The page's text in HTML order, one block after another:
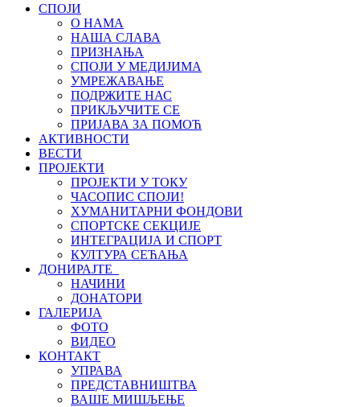
СПОЈИ
О НАМА
НАША СЛАВА
ПРИЗНАЊА
СПОЈИ У МЕДИЈИМА
УМРЕЖАВАЊЕ
ПОДРЖИТЕ НАС
ПРИКЉУЧИТЕ СЕ
ПРИЈАВА ЗА ПОМОЋ
АКТИВНОСТИ
ВЕСТИ
ПРОЈЕКТИ
ПРОЈЕКТИ У ТОКУ
ЧАСОПИС СПОЈИ!
ХУМАНИТАРНИ ФОНДОВИ
СПОРТСКЕ СЕКЦИЈЕ
ИНТЕГРАЦИЈА И СПОРТ
КУЛТУРА СЕЋАЊА
ДОНИРАЈТЕ
НАЧИНИ
ДОНАТОРИ
ГАЛЕРИЈА
ФОТО
ВИДЕО
КОНТАКТ
УПРАВА
ПРЕДСТАВНИШТВА
ВАШЕ МИШЉЕЊЕ